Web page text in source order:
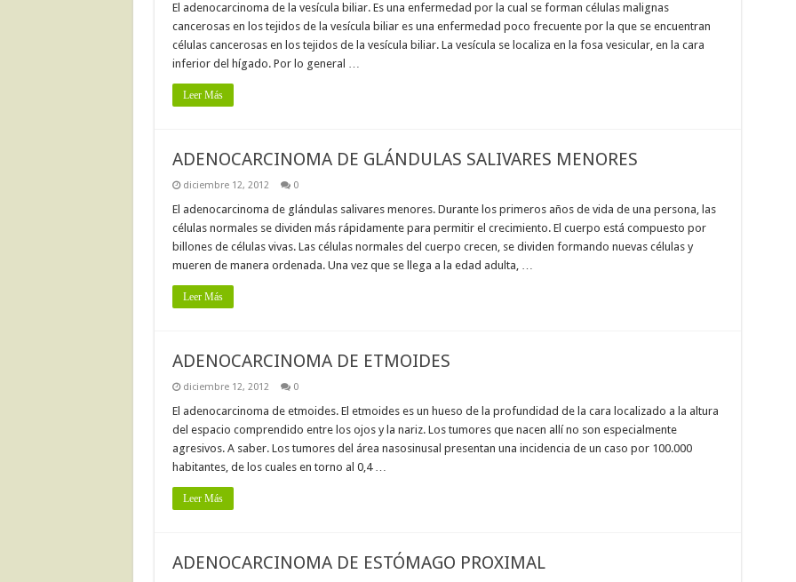
El adenocarcinoma de la vesícula biliar. Es una enfermedad por la cual se forman células malignas
cancerosas en los tejidos de la vesícula biliar es una enfermedad poco frecuente por la que se encuentran
células cancerosas en los tejidos de la vesícula biliar. La vesícula se localiza en la fosa vesicular, en la cara
inferior del hígado. Por lo general …
Leer Más
ADENOCARCINOMA DE GLÁNDULAS SALIVARES MENORES
diciembre 12, 2012 0
El adenocarcinoma de glándulas salivares menores. Durante los primeros años de vida de una persona, las
células normales se dividen más rápidamente para permitir el crecimiento. El cuerpo está compuesto por
billones de células vivas. Las células normales del cuerpo crecen, se dividen formando nuevas células y
mueren de manera ordenada. Una vez que se llega a la edad adulta, …
Leer Más
ADENOCARCINOMA DE ETMOIDES
diciembre 12, 2012 0
El adenocarcinoma de etmoides. El etmoides es un hueso de la profundidad de la cara localizado a la altura
del espacio comprendido entre los ojos y la nariz. Los tumores que nacen allí no son especialmente
agresivos. A saber. Los tumores del área nasosinusal presentan una incidencia de un caso por 100.000
habitantes, de los cuales en torno al 0,4 …
Leer Más
ADENOCARCINOMA DE ESTÓMAGO PROXIMAL